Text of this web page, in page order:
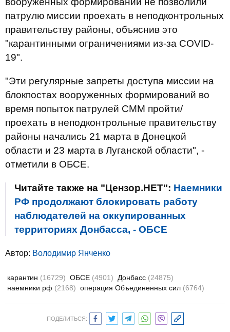
патрулю миссии проехать в неподконтрольных
правительству районы, объяснив это
"карантинными ограничениями из-за COVID-
19".
"Эти регулярные запреты доступа миссии на
блокпостах вооруженных формирований во
время попыток патрулей СММ пройти/
проехать в неподконтрольные правительству
районы начались 21 марта в Донецкой
области и 23 марта в Луганской области", -
отметили в ОБСЕ.
Читайте также на "Цензор.НЕТ": Наемники
РФ продолжают блокировать работу
наблюдателей на оккупированных
территориях Донбасса, - ОБСЕ
Автор: Володимир Янченко
карантин (16729) ОБСЕ (4901) Донбасс (24875)
наемники рф (2168) операция Объединенных сил (6764)
ПОДЕЛИТЬСЯ: